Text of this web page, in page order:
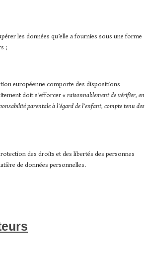
les données qu’elle a fournies sous une forme
;
européenne comporte des dispositions
doit s’efforcer « raisonnablement de vérifier, en
parentale à l’égard de l’enfant, compte tenu des
des droits et des libertés des personnes
de données personnelles.